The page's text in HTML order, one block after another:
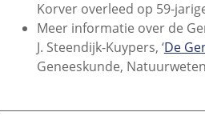
Korver overleed op 59-
Meer informatie over de
J. Steendijk-Kuypers, ‘De
Geneeskunde,